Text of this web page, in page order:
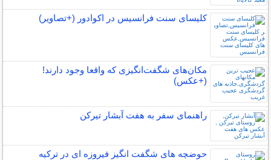
کلیسای سنت فرانسیس در اکوادور (+تصاویر)
مکان‌های شگفت‌انگیزی که واقعا وجود دارند!
(+عکس)
راهنمای سفر به هفت آبشار تیرکن
حوضچه های شگفت انگیز فیروزه ای در ترکیه